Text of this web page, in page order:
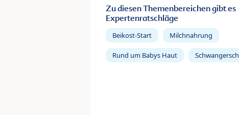
Zu diesen Themenbereichen gibt es
Expertenratschläge
Beikost-Start Milchnahrung
Rund um Babys Haut